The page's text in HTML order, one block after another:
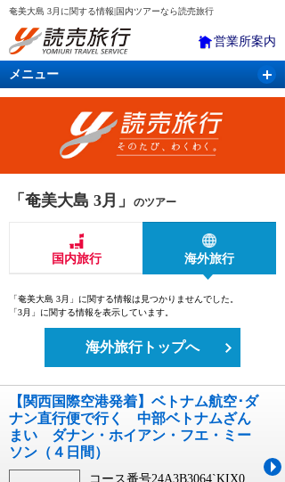
奄美大島 3月に関する情報|国内ツアーなら読売旅行
営業所案内
メニュー
国内旅行 バスツアー 海外旅行
「奄美大島 3月」 のツアー
国内旅行 海外旅行
「奄美大島 3月」に関する情報は見つかりませんでした。
「3月」に関する情報を表示しています。
海外旅行トップへ
【関西国際空港発着】ベトナム航空･ダ
ナン直行便で行く 中部ベトナムざん
まい ダナン・ホイアン・フエ・ミー
ソン（４日間）
コース番号24A3B3064`KIX0